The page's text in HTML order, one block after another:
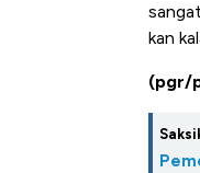
kan
(pgr/